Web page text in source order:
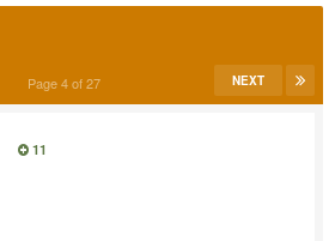
NEXT
Page 4 of 27
11